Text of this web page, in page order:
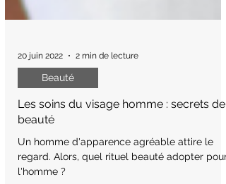
20 juin 2022 2 min de lecture
Beauté
Les soins du visage homme : secrets de
beauté
Un homme d'apparence agréable attire le